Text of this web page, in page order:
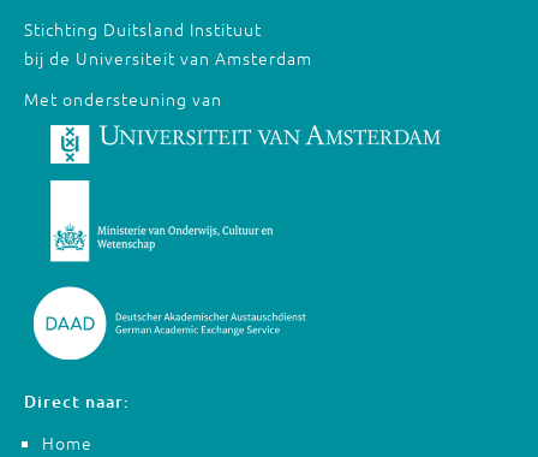
Stichting Duitsland Instituut
bij de Universiteit van Amsterdam
Met ondersteuning van
Direct naar:
Home